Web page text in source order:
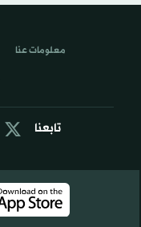
تابعنا
معلومات عنا